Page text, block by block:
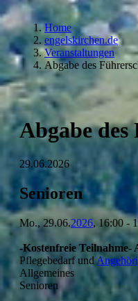
Home
engelskirchen.de
Veranstaltungen
Abgabe des
Abgabe
29.06.2026
Senioren
Mo., 29.06.2026, 16:00 -
-Kostenfreie Teilnahme-
Pflegebedarf und
Allgemeines
Senioren